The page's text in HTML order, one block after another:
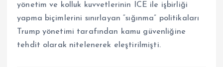
yönetim ve kolluk kuvvetlerinin ICE ile işbirliği
yapma biçimlerini sınırlayan “sığınma” politikaları
Trump yönetimi tarafından kamu güvenliğine
tehdit olarak nitelenerek eleştirilmişti.